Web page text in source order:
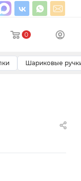
0
Шариковые